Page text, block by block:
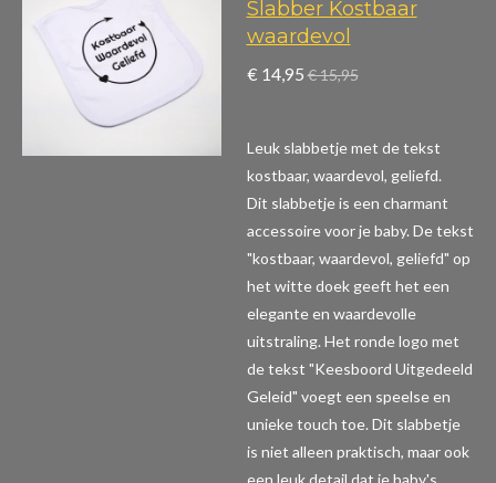
Slabber Kostbaar
waardevol
€ 14,95 € 15,95
Leuk slabbetje met de tekst
kostbaar, waardevol, geliefd.
Dit slabbetje is een charmant
accessoire voor je baby. De tekst
"kostbaar, waardevol, geliefd" op
het witte doek geeft het een
elegante en waardevolle
uitstraling. Het ronde logo met
de tekst "Keesboord Uitgedeeld
Geleid" voegt een speelse en
unieke touch toe. Dit slabbetje
is niet alleen praktisch, maar ook
een leuk detail dat je baby's